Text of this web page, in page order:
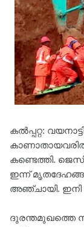
കൽപ്പറ്റ:
കണ്ടെത്തി.
ഇന്ന്
അഞ്ചായി.
ദുരന്തമുഖത്തെ